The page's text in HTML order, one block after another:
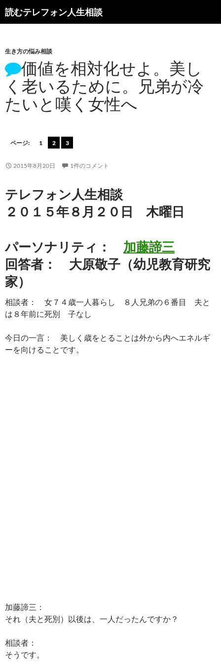
読むテレフォン人生相談
生き方の悩み相談
価値を相対化せよ。美し
く老いるために。兄弟が冷
たいと嘆く女性へ
ページ: 1 2 3
2015年8月20日 1件のコメント
テレフォン人生相談
２０１５年８月２０日 木曜日
パーソナリティ： 加藤諦三
回答者： 大原敬子（幼児教育研究
家）
相談者： 女７４歳一人暮らし ８人兄弟の６番目 夫と
は８年前に死別 子なし
今日の一言： 美しく歳をとることは外から内へエネルギ
ーを向けることです。
加藤諦三：
それ（夫と死別）以後は、一人だったんですか？
相談者：
そうです。